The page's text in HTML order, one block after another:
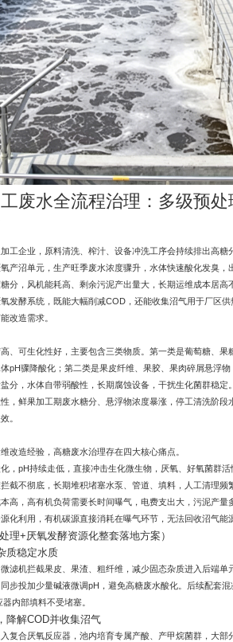
废水全流程治理：多级预
工企业，原料清洗、榨汁、设备冲洗工序会持续排出高
产沼单元，生产旺季废水浓度骤升，水体快速酸化发臭，
分，风机能耗高、剩余污泥产出量大，长期运维成本居
发酵系统，既能大幅削减COD，还能收集沼气用于厂区
改造需求。
、可生化性好，主要包含三类物质。第一类是葡萄糖、
pH骤降酸化；第二类是果皮纤维、果胶、果肉碎屑悬浮
分，水体自带弱酸性，长期腐蚀设备，干扰生化菌群稳定。
，鲜果加工期废水糖分、悬浮物浓度暴涨，停工清洗阶
。
改造经验，高糖废水治理存在四大核心痛点。
，pH持续走低，直接冲击生化微生物，厌氧、好氧菌群
截不彻底，长期堆积堵塞水泵、管道、填料，人工清理频
高，高有机负荷需要长时间曝气，电费支出大，污泥产量
化利用，有机碳源直接消耗在曝气环节，无法回收沼气能
理+厌氧发酵资源化整套落地方案）
质稳定水质
滤机拦截果皮、果渣、粗纤维，减少固态杂质进入后端
步投加少量碱液微调pH，避免高糖废水酸化。后续配套
内部填料不受堵塞。
降解COD并收集沼气
复合厌氧反应器，池内培育专属产酸、产甲烷菌群，大